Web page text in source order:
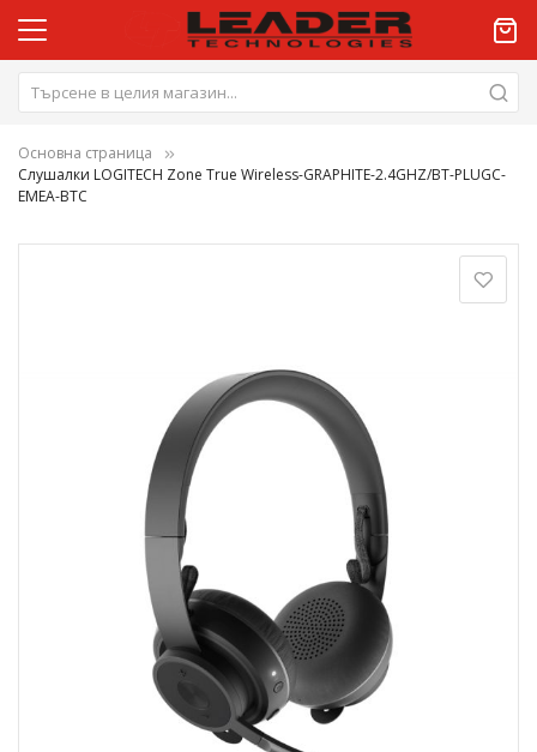
Основна страница
Слушалки LOGITECH Zone True Wireless-GRAPHITE-2.4GHZ/BT-PLUGC-
EMEA-BTC